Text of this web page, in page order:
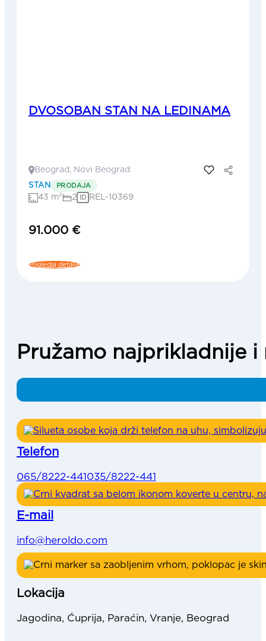
DVOSOBAN STAN NA LEDINAMA
Beograd, Novi Beograd Dodaj u favorite
STAN PRODAJA
43 m² 2 ID REL-10369
91.000 €
Pogledaj detalje
Pružamo najprikladnije
Telefon
065/8222-441 035/8222-441
E-mail
info@heroldo.com
Lokacija
Jagodina, Ćuprija, Paraćin, Vranje, Beograd